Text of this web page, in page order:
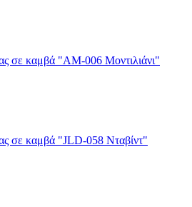
σε καμβά "AM-006 Μοντιλιάνι"
σε καμβά "JLD-058 Νταβίντ"